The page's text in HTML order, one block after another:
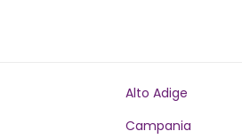
Alto Adige
Campania